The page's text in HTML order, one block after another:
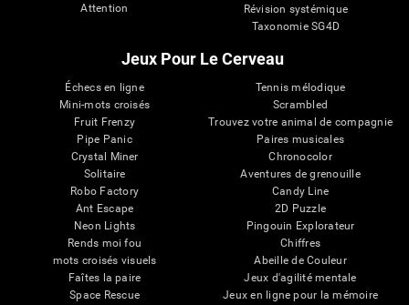
Attention
Révision systémique
Taxonomie SG4D
Jeux Pour Le Cerveau
Échecs en ligne
Mini-mots croisés
Fruit Frenzy
Pipe Panic
Crystal Miner
Solitaire
Robo Factory
Ant Escape
Neon Lights
Rends moi fou
mots croisés visuels
Faîtes la paire
Space Rescue
Tennis mélodique
Scrambled
Trouvez votre animal de compagnie
Paires musicales
Chronocolor
Aventures de grenouille
Candy Line
2D Puzzle
Pingouin Explorateur
Chiffres
Abeille de Couleur
Jeux d'agilité mentale
Jeux en ligne pour la mémoire